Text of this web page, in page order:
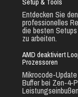
Entdecken Sie
professionelles
die besten
zu arbeiten.
AMD deaktiviert
Prozessoren
Mikrocode-
Buffer bei Zen-4-